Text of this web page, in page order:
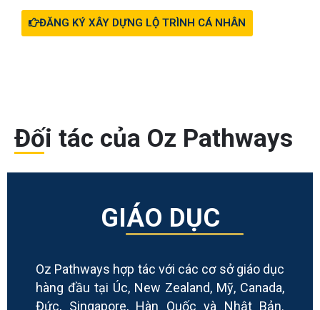
ĐĂNG KÝ XÂY DỰNG LỘ TRÌNH CÁ NHÂN
Đối tác của Oz Pathways
GIÁO DỤC
Oz Pathways hợp tác với các cơ sở giáo dục
hàng đầu tại Úc, New Zealand, Mỹ, Canada,
Đức, Singapore, Hàn Quốc và Nhật Bản.